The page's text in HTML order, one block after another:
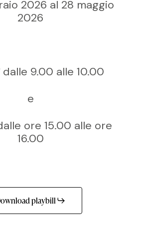
2026 al 28 maggio
2026
dalle 9.00 alle 10.00
e
ore 15.00 alle ore
16.00
playbill